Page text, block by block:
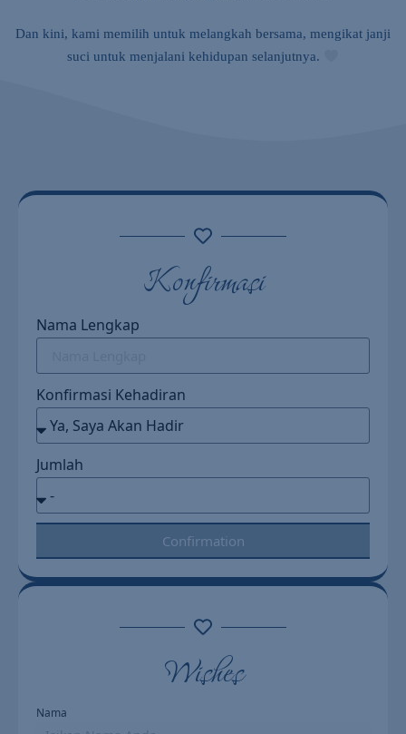
Dan kini, kami memilih untuk melangkah bersama, mengikat janji
suci untuk menjalani kehidupan selanjutnya.
Konfirmasi
Nama Lengkap
Konfirmasi Kehadiran
Jumlah
Confirmation
Wishes
Nama